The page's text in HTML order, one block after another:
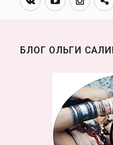
БЛОГ ОЛЬГИ